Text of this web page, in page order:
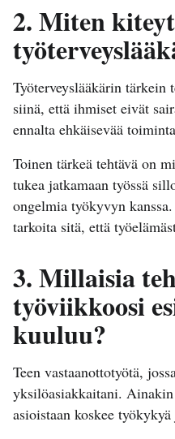
2. Miten
Työterveyslääkärin tärkein
siinä, että ihmiset eivät
ennalta ehkäisevää
Toinen tärkeä tehtävä on
tukea jatkamaan työssä
ongelmia työkyvyn
tarkoita sitä, että
3. Millaisia
työviikkoosi
kuuluu?
Teen vastaanottotyötä,
yksilöasiakkaitani.
asioistaan koskee